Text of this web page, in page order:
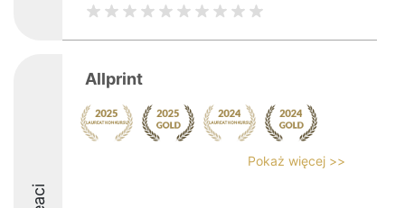
Allprint
Pokaż więcej >>